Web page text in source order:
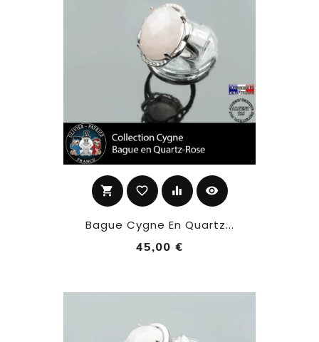
shopping_cart favorite_border equalizer visibility
Bague Cygne En Quartz...
45,00 €